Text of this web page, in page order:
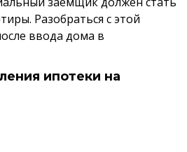
Разобраться с этой
ввода дома в
ипотеки на